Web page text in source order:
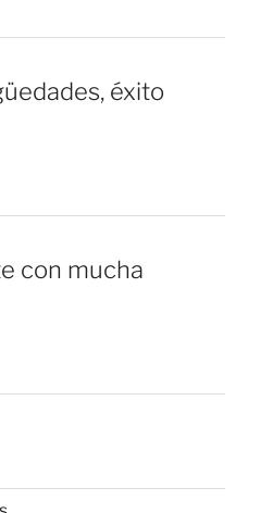
éxito
con mucha